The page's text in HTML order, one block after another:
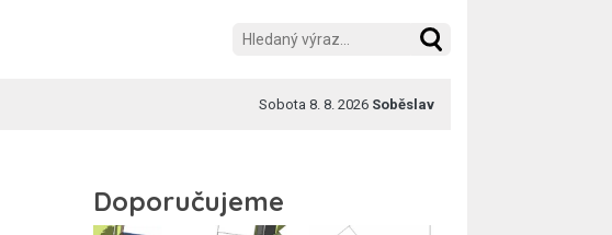
Sobota 8. 8. 2026 Soběslav